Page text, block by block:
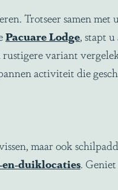
Trotseer samen met
Pacuare Lodge, stapt
variant
activiteit die
maar ook
duiklocaties.